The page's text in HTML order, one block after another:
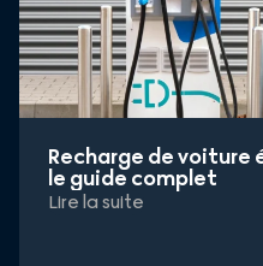
Recharge de voiture
le guide complet
Lire la suite